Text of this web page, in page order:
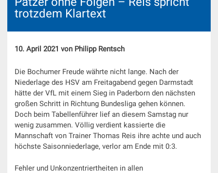
trotzdem Klartext
10. April 2021 von Philipp Rentsch
Die Bochumer Freude währte nicht lange. Nach der
Niederlage des HSV am Freitagabend gegen Darmstadt
hätte der VfL mit einem Sieg in Paderborn den nächsten
großen Schritt in Richtung Bundesliga gehen können.
Doch beim Tabellenführer lief an diesem Samstag nur
wenig zusammen. Völlig verdient kassierte die
Mannschaft von Trainer Thomas Reis ihre achte und auch
höchste Saisonniederlage, verlor am Ende mit 0:3.
Fehler und Unkonzentriertheiten in allen